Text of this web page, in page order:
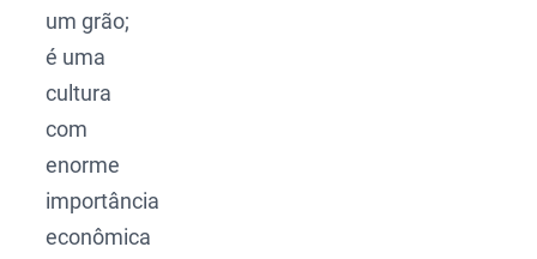
um grão;
é uma
cultura
com
enorme
importância
econômica